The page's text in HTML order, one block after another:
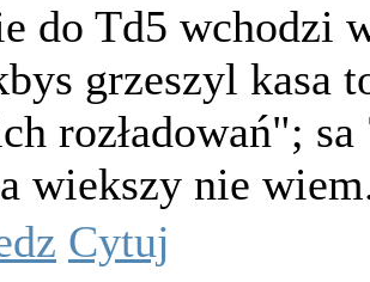
do Td5 wchodzi
grzeszyl kasa
rozładowań";
wiekszy nie
Cytuj